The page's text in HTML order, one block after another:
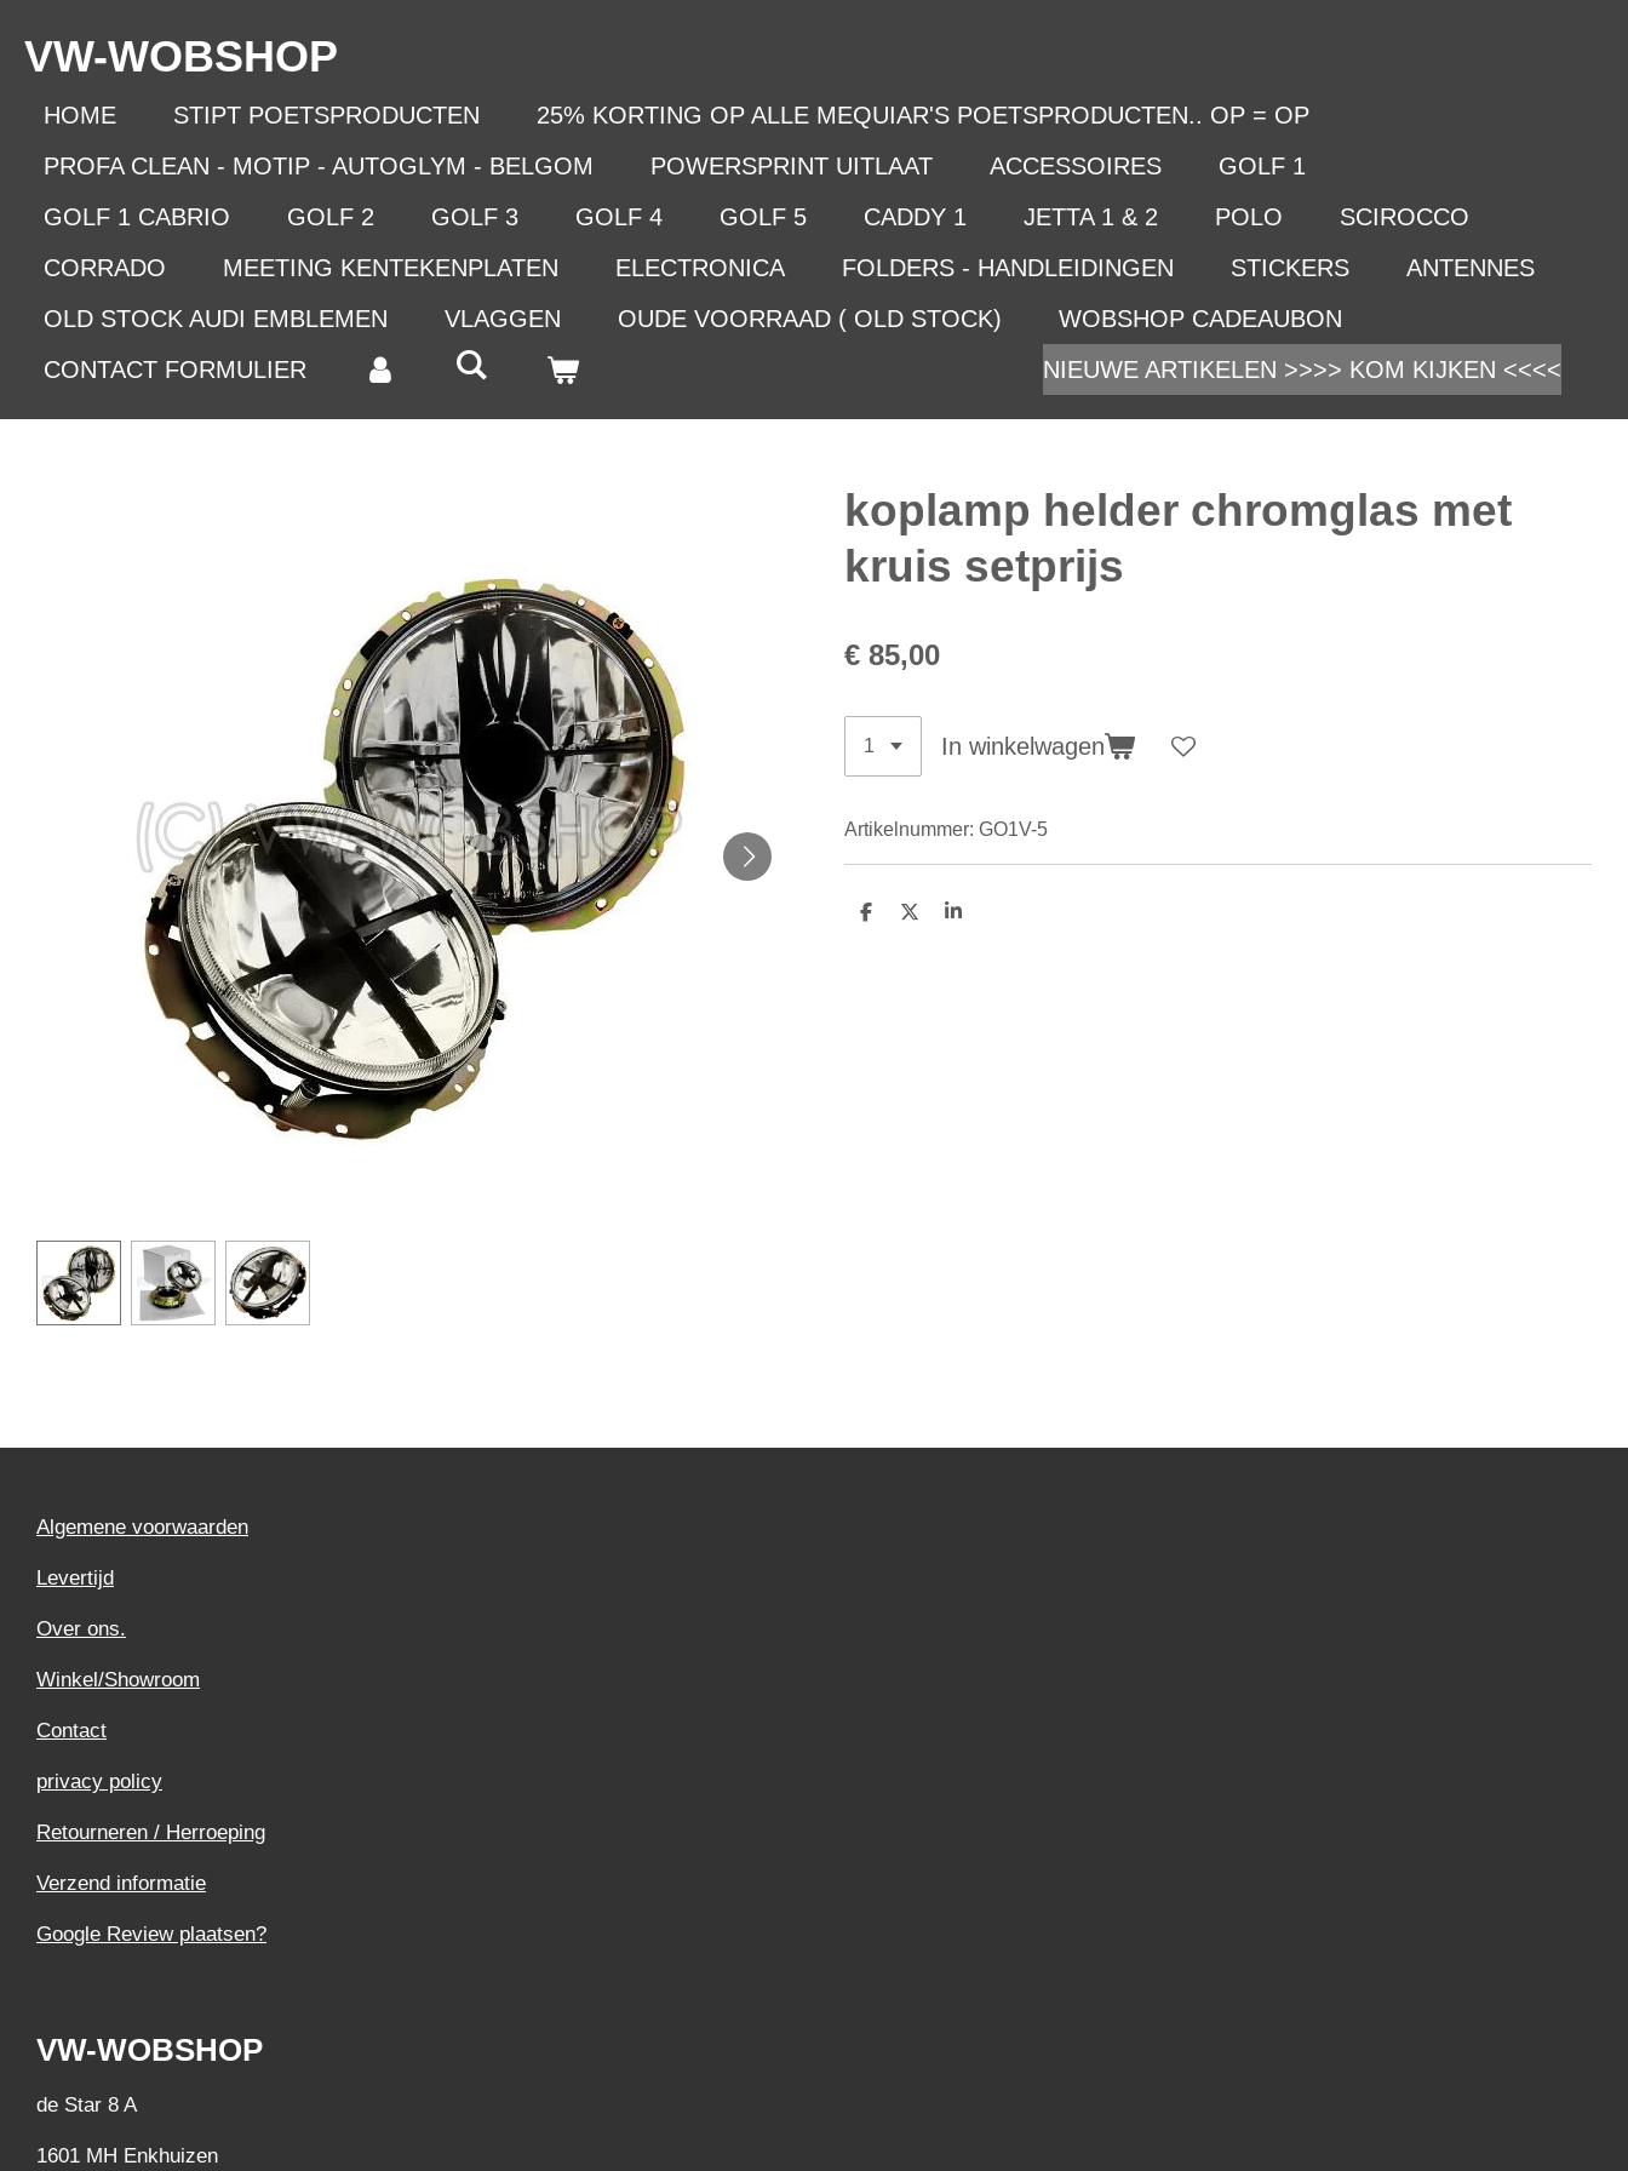
direct
VW-WOBSHOP
HOME STIPT POETSPRODUCTEN
25% KORTING OP ALLE MEQUIAR'S POETSPRODUCTEN.. OP = OP
PROFA CLEAN - MOTIP - AUTOGLYM - BELGOM
POWERSPRINT UITLAAT ACCESSOIRES
GOLF 1
GOLF 1 CABRIO
GOLF 2 GOLF 3 GOLF 4 GOLF 5 CADDY 1 JETTA 1 & 2 POLO
SCIROCCO
CORRADO
MEETING KENTEKENPLATEN ELECTRONICA FOLDERS - HANDLEIDINGEN STICKERS
ANTENNES
OLD STOCK AUDI EMBLEMEN
VLAGGEN OUDE VOORRAAD ( OLD STOCK)
WOBSHOP CADEAUBON
CONTACT FORMULIER
NIEUWE ARTIKELEN >>>> KOM KIJKEN <<<<
koplamp helder chromglas met
kruis setprijs
€ 85,00
In winkelwagen
Artikelnummer: GO1V-5
D
D
S
Algemene voorwaarden
Levertijd
Over ons.
Winkel/Showroom
Contact
privacy policy
Retourneren / Herroeping
Verzend informatie
Google Review plaatsen?
VW-WOBSHOP
de Star 8 A
1601 MH Enkhuizen